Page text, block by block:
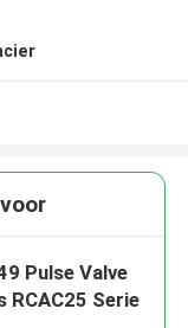
Pulse Valve
RCAC25 Serie